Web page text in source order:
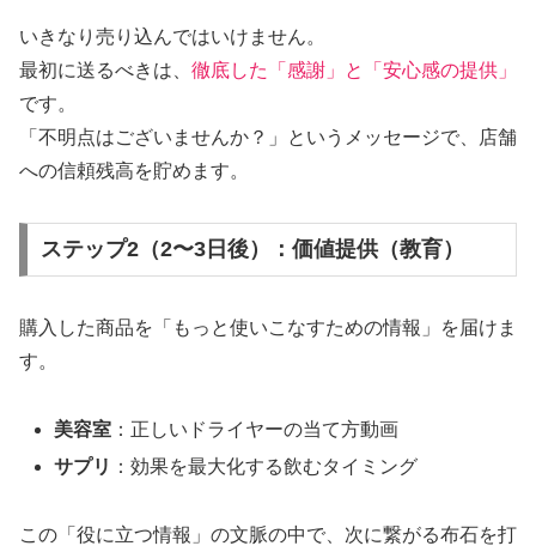
いきなり売り込んではいけません。
最初に送るべきは、 徹底した「感謝」と「安心感の提供」
です。
「不明点はございませんか？」というメッセージで、店舗
への信頼残高を貯めます。
ステップ2（2〜3日後）：価値提供（教育）
購入した商品を「もっと使いこなすための情報」を届けま
す。
美容室 ：正しいドライヤーの当て方動画
サプリ ：効果を最大化する飲むタイミング
この「役に立つ情報」の文脈の中で、次に繋がる布石を打